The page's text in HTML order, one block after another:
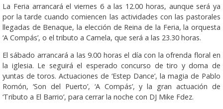
La Feria arrancará el viernes 6 a las 12.00 horas, aunque será ya
por la tarde cuando comiencen las actividades con las pastorales
llegadas de Benaque, la elección de Reina de la Feria, la orquesta
‘A Compás’, o el tributo a Camela, que será a las 23.30 horas.
El sábado arrancará a las 9.00 horas el día con la ofrenda floral en
la iglesia. Le seguirá el esperado concurso de tiro y doma de
yuntas de toros. Actuaciones de ‘Estep Dance’, la magia de Pablo
Romón, ‘Son del Puerto’, ‘A Compás’, y la gran actuación de
‘Tributo a El Barrio’, para cerrar la noche con DJ Mike Fdez.